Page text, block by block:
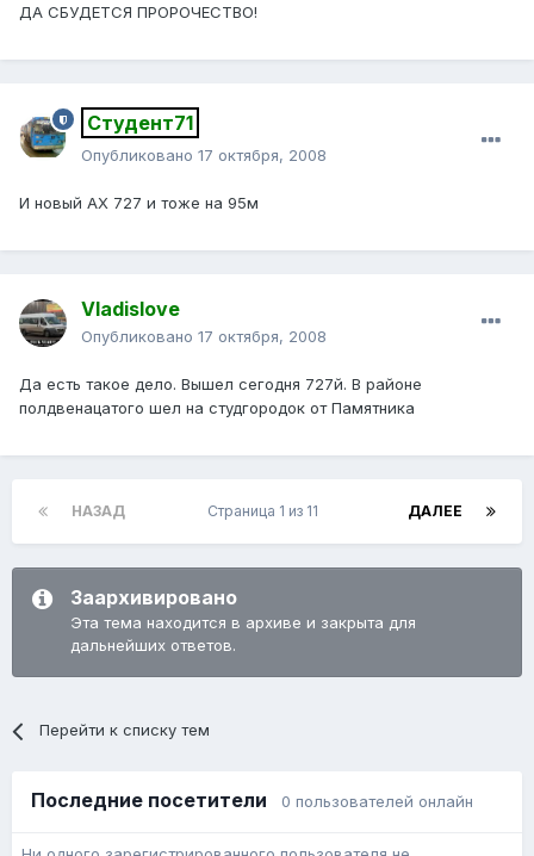
ДА СБУДЕТСЯ ПРОРОЧЕСТВО!
Студент71
Опубликовано 17 октября, 2008
И новый АХ 727 и тоже на 95м
Vladislove
Опубликовано 17 октября, 2008
Да есть такое дело. Вышел сегодня 727й. В районе
полдвенацатого шел на студгородок от Памятника
НАЗАД ДАЛЕЕ
Страница 1 из 11
Заархивировано
Эта тема находится в архиве и закрыта для
дальнейших ответов.
Перейти к списку тем
Последние посетители 0 пользователей онлайн